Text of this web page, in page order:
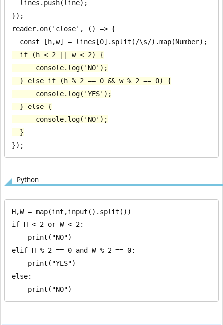
});
reader.on('close', () => {
  }
});
Python
H,W = map(int,input().split())
if H < 2 or W < 2:
elif H % 2 == 0 and W % 2 == 0:
else:
    print("NO")